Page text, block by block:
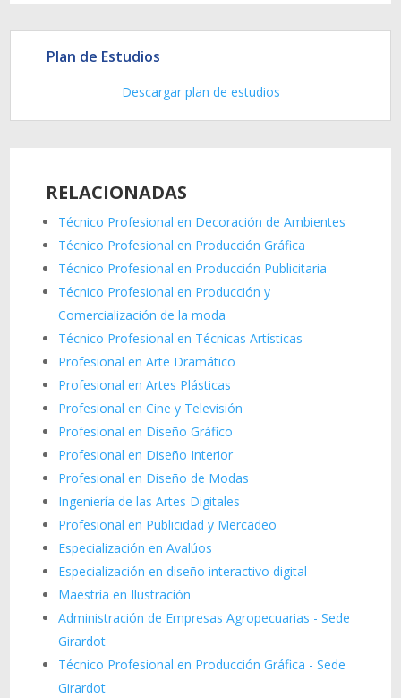
Plan de Estudios
Descargar plan de estudios
RELACIONADAS
Técnico Profesional en Decoración de Ambientes
Técnico Profesional en Producción Gráfica
Técnico Profesional en Producción Publicitaria
Técnico Profesional en Producción y
Comercialización de la moda
Técnico Profesional en Técnicas Artísticas
Profesional en Arte Dramático
Profesional en Artes Plásticas
Profesional en Cine y Televisión
Profesional en Diseño Gráfico
Profesional en Diseño Interior
Profesional en Diseño de Modas
Ingeniería de las Artes Digitales
Profesional en Publicidad y Mercadeo
Especialización en Avalúos
Especialización en diseño interactivo digital
Maestría en Ilustración
Administración de Empresas Agropecuarias - Sede
Girardot
Técnico Profesional en Producción Gráfica - Sede
Girardot